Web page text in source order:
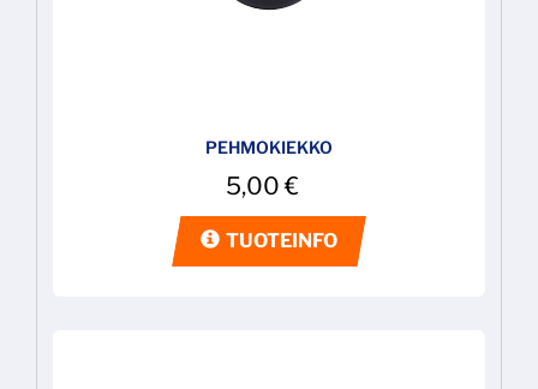
PEHMOKIEKKO
5,00€
TUOTEINFO